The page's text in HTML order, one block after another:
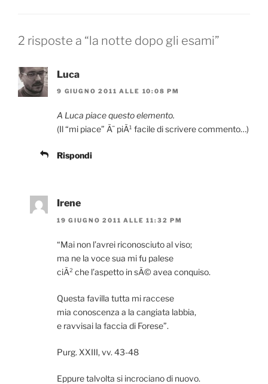
2 risposte a “la notte dopo gli esami”
Luca
9 GIUGNO 2011 ALLE 10:08 PM
A Luca piace questo elemento.
(Il “mi piace” Ã¨ piÃ¹ facile di scrivere commento…)
Rispondi
Irene
19 GIUGNO 2011 ALLE 11:32 PM
“Mai non l’avrei riconosciuto al viso;
ma ne la voce sua mi fu palese
ciÃ² che l’aspetto in sÃ© avea conquiso.
Questa favilla tutta mi raccese
mia conoscenza a la cangiata labbia,
e ravvisai la faccia di Forese”.
Purg. XXIII, vv. 43-48
Eppure talvolta si incrociano di nuovo.